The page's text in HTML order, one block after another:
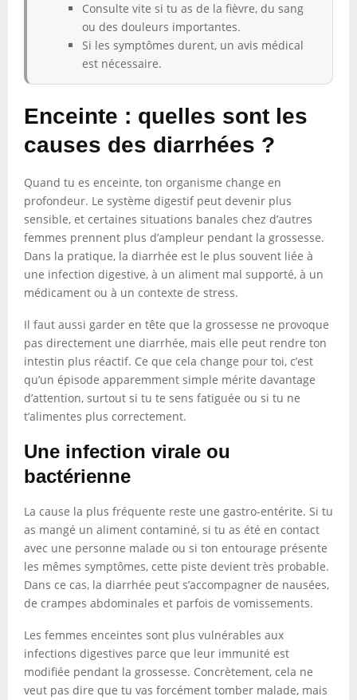
Consulte vite si tu as de la fièvre, du sang
ou des douleurs importantes.
Si les symptômes durent, un avis médical
est nécessaire.
Enceinte : quelles sont les
causes des diarrhées ?
Quand tu es enceinte, ton organisme change en
profondeur. Le système digestif peut devenir plus
sensible, et certaines situations banales chez d’autres
femmes prennent plus d’ampleur pendant la grossesse.
Dans la pratique, la diarrhée est le plus souvent liée à
une infection digestive, à un aliment mal supporté, à un
médicament ou à un contexte de stress.
Il faut aussi garder en tête que la grossesse ne provoque
pas directement une diarrhée, mais elle peut rendre ton
intestin plus réactif. Ce que cela change pour toi, c’est
qu’un épisode apparemment simple mérite davantage
d’attention, surtout si tu te sens fatiguée ou si tu ne
t’alimentes plus correctement.
Une infection virale ou
bactérienne
La cause la plus fréquente reste une gastro-entérite. Si tu
as mangé un aliment contaminé, si tu as été en contact
avec une personne malade ou si ton entourage présente
les mêmes symptômes, cette piste devient très probable.
Dans ce cas, la diarrhée peut s’accompagner de nausées,
de crampes abdominales et parfois de vomissements.
Les femmes enceintes sont plus vulnérables aux
infections digestives parce que leur immunité est
modifiée pendant la grossesse. Concrètement, cela ne
veut pas dire que tu vas forcément tomber malade, mais